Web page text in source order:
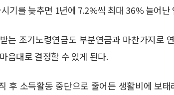
기를 늦추면 1년에 7.2%씩 최대 36% 늘어난
는 조기노령연금도 부분연금과 마찬가지로
음대로 결정할 수 있게 된다.
후 소득활동 중단으로 줄어든 생활비에 보